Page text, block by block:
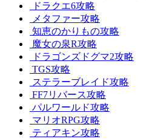
ドラクエ6攻略
メタファー攻略
知恵のかりもの攻略
魔女の泉R攻略
ドラゴンズドグマ2攻略
TGS攻略
ステラーブレイド攻略
FF7リバース攻略
パルワールド攻略
マリオRPG攻略
ティアキン攻略